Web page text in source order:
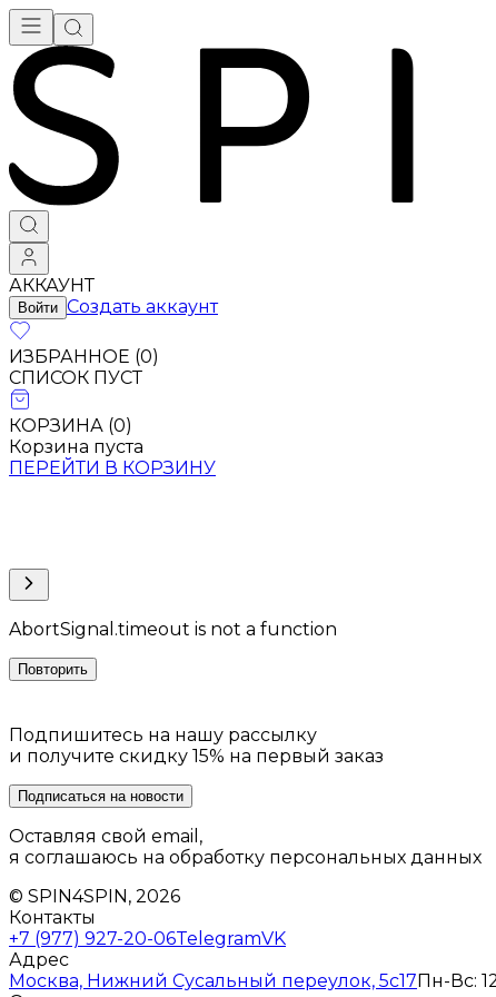
АККАУНТ
Войти Создать аккаунт
ИЗБРАННОЕ (0)
СПИСОК ПУСТ
КОРЗИНА (0)
Корзина пуста
ПЕРЕЙТИ В КОРЗИНУ
AbortSignal.timeout is not a function
Повторить
Подпишитесь на нашу рассылку
и получите скидку 15% на первый заказ
Подписаться на новости
Оставляя свой email,
я соглашаюсь на обработку персональных данных
© SPIN4SPIN, 2026
Контакты
+7 (977) 927-20-06TelegramVK
Адрес
Москва, Нижний Сусальный переулок, 5с17 Пн-Вс: